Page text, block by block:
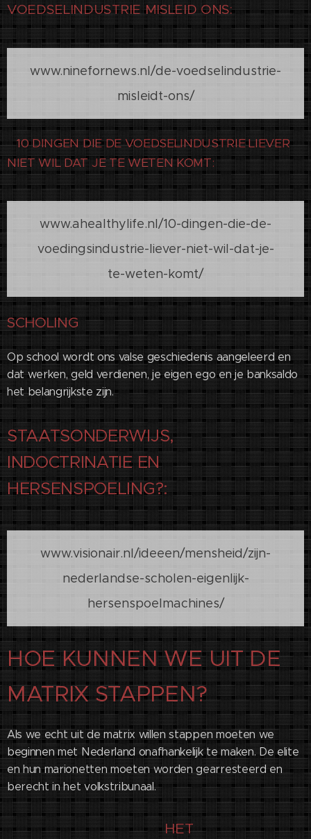
VOEDSELINDUSTRIE MISLEID ONS:
www.ninefornews.nl/de-voedselindustrie-
misleidt-ons/
10 DINGEN DIE DE VOEDSELINDUSTRIE LIEVER
NIET WIL DAT JE TE WETEN KOMT:
www.ahealthylife.nl/10-dingen-die-de-
voedingsindustrie-liever-niet-wil-dat-je-
te-weten-komt/
SCHOLING
Op school wordt ons valse geschiedenis aangeleerd en
dat werken, geld verdienen, je eigen ego en je banksaldo
het belangrijkste zijn.
STAATSONDERWIJS,
INDOCTRINATIE EN
HERSENSPOELING?:
www.visionair.nl/ideeen/mensheid/zijn-
nederlandse-scholen-eigenlijk-
hersenspoelmachines/
HOE KUNNEN WE UIT DE
MATRIX STAPPEN?
Als we echt uit de matrix willen stappen moeten we
beginnen met Nederland onafhankelijk te maken. De elite
en hun marionetten moeten worden gearresteerd en
berecht in het volkstribunaal.
HET